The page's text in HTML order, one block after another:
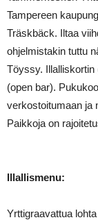
Tampereen
Träskbäck. Iltaa
ohjelmistakin tuttu
Töyssy. Illalliskortin
(open bar).
verkostoitumaan ja
Paikkoja on
Illallismenu:
Yrttigraavattua